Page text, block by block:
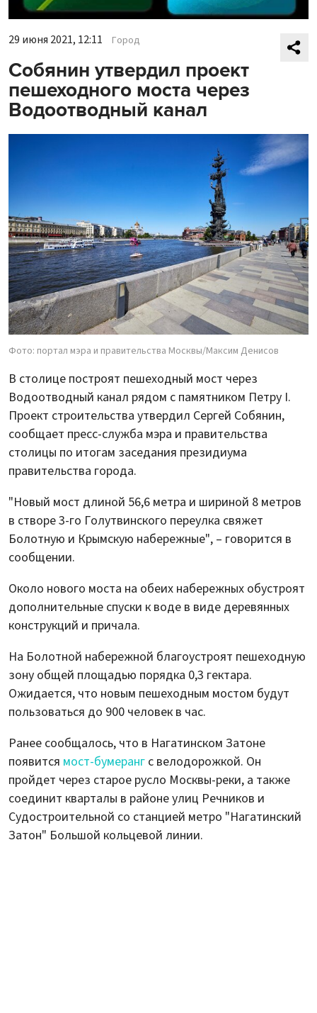
29 июня 2021, 12:11 Город
Собянин утвердил проект
пешеходного моста через
Водоотводный канал
Фото: портал мэра и правительства Москвы/Максим Денисов
В столице построят пешеходный мост через
Водоотводный канал рядом с памятником Петру I.
Проект строительства утвердил Сергей Собянин,
сообщает пресс-служба мэра и правительства
столицы по итогам заседания президиума
правительства города.
"Новый мост длиной 56,6 метра и шириной 8 метров
в створе 3-го Голутвинского переулка свяжет
Болотную и Крымскую набережные", – говорится в
сообщении.
Около нового моста на обеих набережных обустроят
дополнительные спуски к воде в виде деревянных
конструкций и причала.
На Болотной набережной благоустроят пешеходную
зону общей площадью порядка 0,3 гектара.
Ожидается, что новым пешеходным мостом будут
пользоваться до 900 человек в час.
Ранее сообщалось, что в Нагатинском Затоне
появится мост-бумеранг с велодорожкой. Он
пройдет через старое русло Москвы-реки, а также
соединит кварталы в районе улиц Речников и
Судостроительной со станцией метро "Нагатинский
Затон" Большой кольцевой линии.